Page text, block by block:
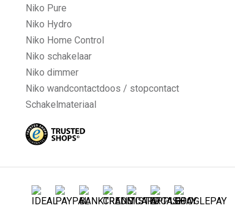
Niko Pure
Niko Hydro
Niko Home Control
Niko schakelaar
Niko dimmer
Niko wandcontactdoos / stopcontact
Schakelmateriaal